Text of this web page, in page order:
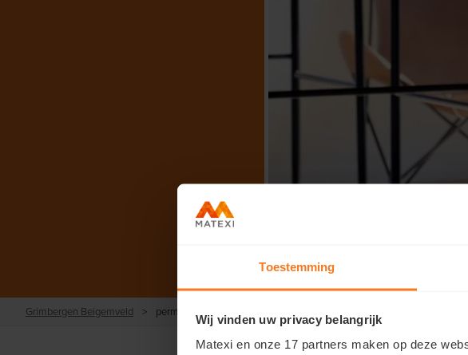
Toestemming
Wij vinden uw privacy belangrijk
Matexi en onze 17 partners maken op deze
Grimbergen Beigemveld > permanentie